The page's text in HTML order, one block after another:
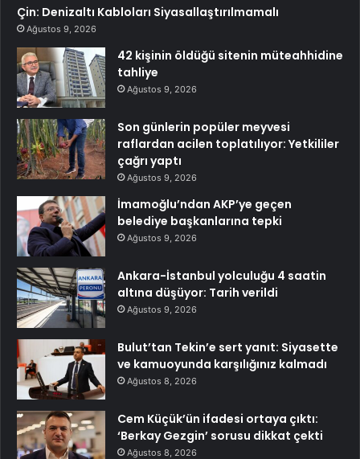
Çin: Denizaltı Kabloları Siyasallaştırılmamalı
Ağustos 9, 2026
42 kişinin öldüğü sitenin müteahhidine
tahliye
Ağustos 9, 2026
Son günlerin popüler meyvesi
raflardan acilen toplatılıyor: Yetkililer
çağrı yaptı
Ağustos 9, 2026
İmamoğlu’ndan AKP’ye geçen
belediye başkanlarına tepki
Ağustos 9, 2026
Ankara-İstanbul yolculuğu 4 saatin
altına düşüyor: Tarih verildi
Ağustos 9, 2026
Bulut’tan Tekin’e sert yanıt: Siyasette
ve kamuoyunda karşılığınız kalmadı
Ağustos 8, 2026
Cem Küçük’ün ifadesi ortaya çıktı:
‘Berkay Gezgin’ sorusu dikkat çekti
Ağustos 8, 2026